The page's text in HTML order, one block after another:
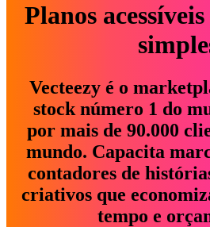
Planos
Vecteezy é o
stock número 1 do
por mais de 90.000
mundo. Capacita
contadores de
criativos que
tempo e